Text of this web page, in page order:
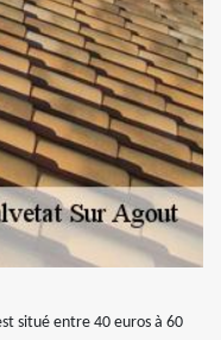
situé entre 40 euros à 60